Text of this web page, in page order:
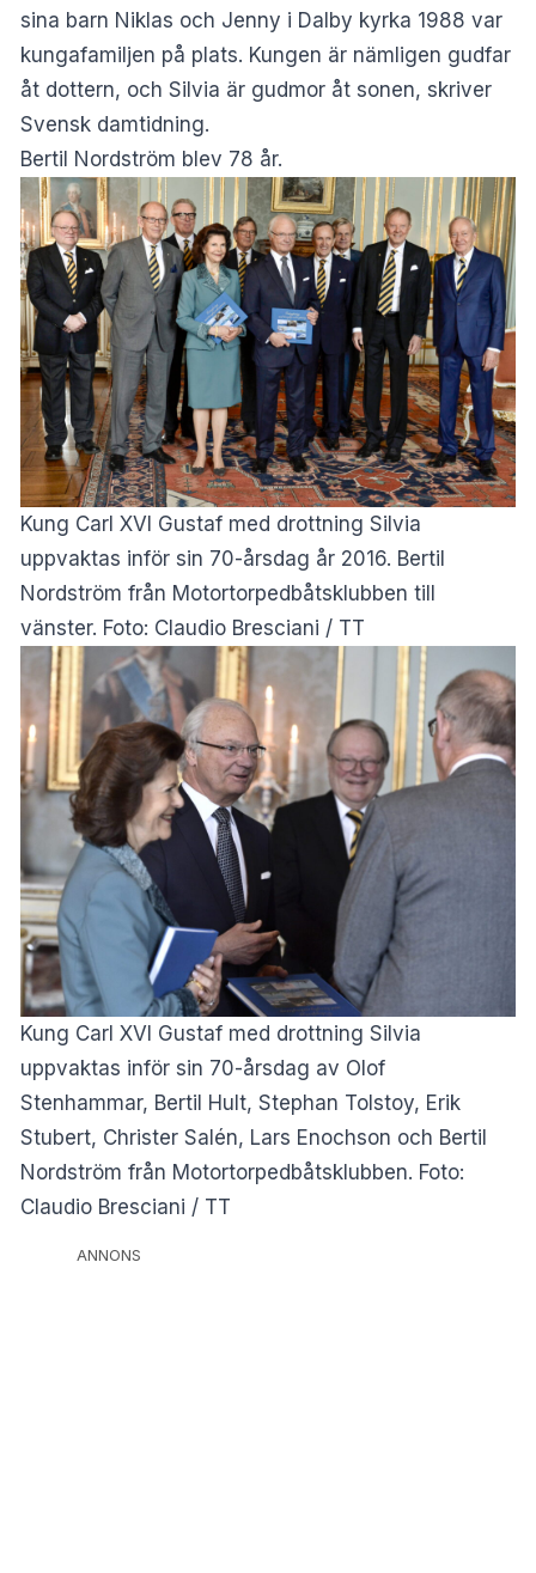
sina barn Niklas och Jenny i Dalby kyrka 1988 var
kungafamiljen på plats. Kungen är nämligen gudfar
åt dottern, och Silvia är gudmor åt sonen, skriver
Svensk damtidning.
Bertil Nordström blev 78 år.
Kung Carl XVI Gustaf med drottning Silvia
uppvaktas inför sin 70-årsdag år 2016. Bertil
Nordström från Motortorpedbåtsklubben till
vänster. Foto: Claudio Bresciani / TT
Kung Carl XVI Gustaf med drottning Silvia
uppvaktas inför sin 70-årsdag av Olof
Stenhammar, Bertil Hult, Stephan Tolstoy, Erik
Stubert, Christer Salén, Lars Enochson och Bertil
Nordström från Motortorpedbåtsklubben. Foto:
Claudio Bresciani / TT
ANNONS